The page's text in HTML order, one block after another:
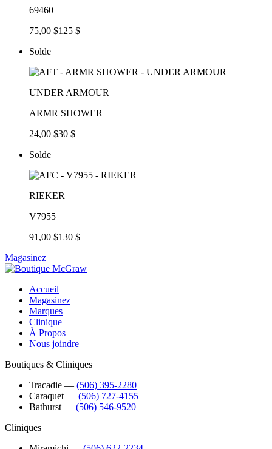
69460
75,00 $125 $
Solde
UNDER ARMOUR
ARMR SHOWER
24,00 $30 $
Solde
RIEKER
V7955
91,00 $130 $
Magasinez
Accueil
Magasinez
Marques
Clinique
À Propos
Nous joindre
Boutiques & Cliniques
Tracadie ― (506) 395-2280
Caraquet ― (506) 727-4155
Bathurst ― (506) 546-9520
Cliniques